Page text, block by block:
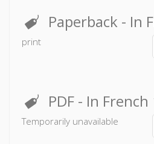
Paperback - In
print
PDF - In French
Temporarily unavailable